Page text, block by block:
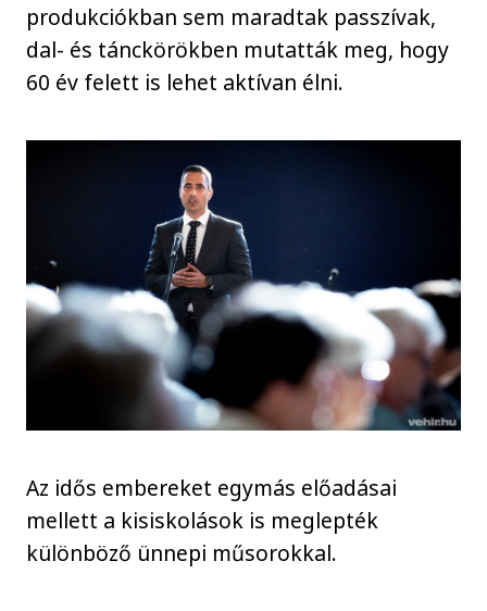
produkciókban sem maradtak passzívak,
dal- és tánckörökben mutatták meg, hogy
60 év felett is lehet aktívan élni.
Az idős embereket egymás előadásai
mellett a kisiskolások is meglepték
különböző ünnepi műsorokkal.